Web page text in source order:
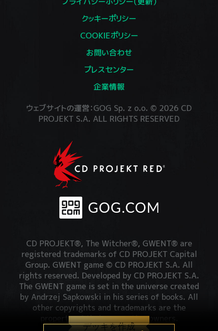
デッキを作成
クッキーポリシー
COOKIEポリシー
お問い合わせ
プレスセンター
企業情報
ウェブサイトの運営：GOG Sp. z o.o. © 2026 CD
PROJEKT S.A. ALL RIGHTS RESERVED
CD PROJEKT®, The Witcher®, GWENT® are
registered trademarks of CD PROJEKT Capital
Group. GWENT game © CD PROJEKT S.A. All
rights reserved. Developed by CD PROJEKT S.A.
The GWENT game is set in the universe created
by Andrzej Sapkowski in his series of books. All
other copyrights and trademarks are the
property of their respective owners.